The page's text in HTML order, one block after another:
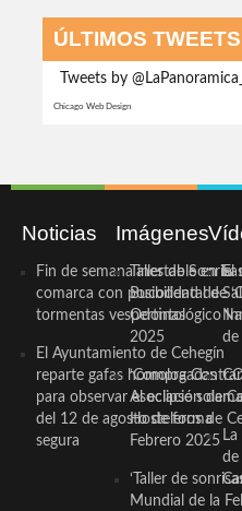
ÚLTIMOS TWEETS
Tweets by
Chicago Web Design
Noticias
Fin de semana inestable en la
comarca con posibilidad de
tormentas vespertinas
El Ayuntamiento de Cehegín
reparte gafas homologadas
para observar el eclipse solar
del 12 de agosto de forma
segura
Imágenes
Taller de
Bucodental de
Odontológico
2025
‘Compra
Asociación de
Hosteleros de
Febrero 2025
‘Taller de
Mundial de la
El
de
de